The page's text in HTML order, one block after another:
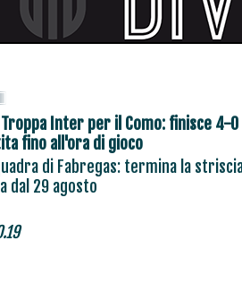
Inter per il Como: finisce 4-0
fino all'ora di gioco
di Fabregas: termina la
dal 29 agosto